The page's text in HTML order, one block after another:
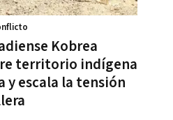
Kobrea
territorio indígena
y escala la tensión